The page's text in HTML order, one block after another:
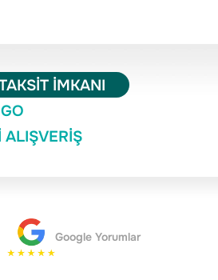
İMKANI
Google Yorumlar